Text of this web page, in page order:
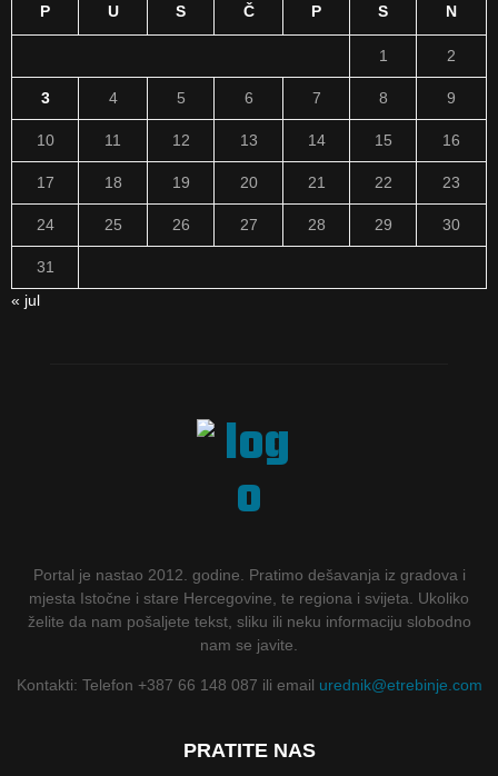
P U S Č P S N
1 2
3 4 5 6 7 8 9
10 11 12 13 14 15 16
17 18 19 20 21 22 23
24 25 26 27 28 29 30
31
« jul
Portal je nastao 2012. godine. Pratimo dešavanja iz gradova i
mjesta Istočne i stare Hercegovine, te regiona i svijeta. Ukoliko
želite da nam pošaljete tekst, sliku ili neku informaciju slobodno
nam se javite.
Kontakti: Telefon +387 66 148 087 ili email urednik@etrebinje.com
PRATITE NAS